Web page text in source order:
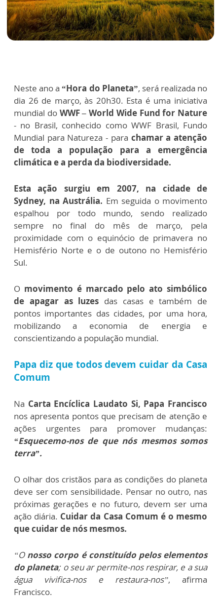
Neste ano a“Hora do Planeta”, será realizada no
dia 26 de março, às 20h30. Esta é uma iniciativa
mundial do WWF – World Wide Fund for Nature
- no Brasil, conhecido como WWF Brasil, Fundo
Mundial para Natureza - para chamar a atenção
de toda a população para a emergência
climática e a perda da biodiversidade.
Esta ação surgiu em 2007, na cidade de
Sydney, na Austrália. Em seguida o movimento
espalhou por todo mundo, sendo realizado
sempre no final do mês de março, pela
proximidade com o equinócio de primavera no
Hemisfério Norte e o de outono no Hemisfério
Sul.
O movimento é marcado pelo ato simbólico
de apagar as luzes das casas e também de
pontos importantes das cidades, por uma hora,
mobilizando a economia de energia e
conscientizando a população mundial.
Papa diz que todos devem cuidar da Casa
Comum
Na Carta Encíclica Laudato Si, Papa Francisco
nos apresenta pontos que precisam de atenção e
ações urgentes para promover mudanças:
“Esquecemo-nos de que nós mesmos somos
terra”.
O olhar dos cristãos para as condições do planeta
deve ser com sensibilidade. Pensar no outro, nas
próximas gerações e no futuro, devem ser uma
ação diária. Cuidar da Casa Comum é o mesmo
que cuidar de nós mesmos.
“O nosso corpo é constituído pelos elementos
do planeta; o seu ar permite-nos respirar, e a sua
água vivifica-nos e restaura-nos”, afirma
Francisco.